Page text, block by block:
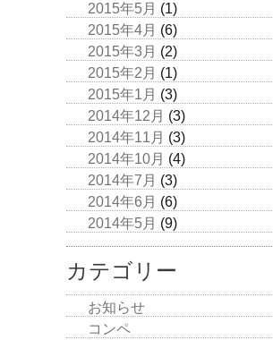
2015年5月 (1)
2015年4月 (6)
2015年3月 (2)
2015年2月 (1)
2015年1月 (3)
2014年12月 (3)
2014年11月 (3)
2014年10月 (4)
2014年7月 (3)
2014年6月 (6)
2014年5月 (9)
カテゴリー
お知らせ
コンペ